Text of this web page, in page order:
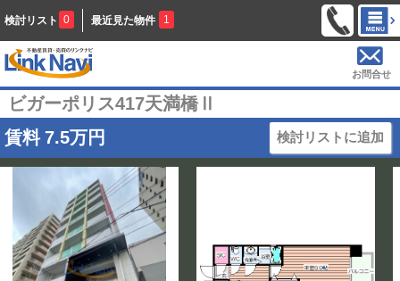
検討リスト 0 最近見た物件 1
お問合せ
ビガーポリス417天満橋Ⅱ
賃料 7.5万円 検討リストに追加